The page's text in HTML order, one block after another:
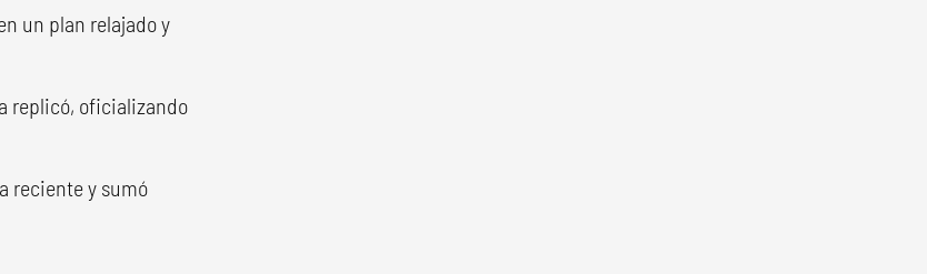
un plan relajado y
replicó, oficializando
reciente y sumó